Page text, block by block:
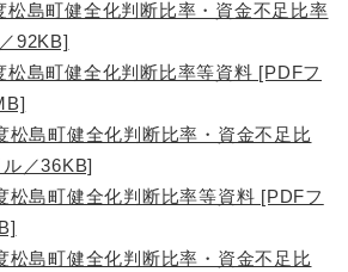
松島町健全化判断比率・資金不足比率
92KB]
松島町健全化判断比率等資料 [PDFフ
松島町健全化判断比率・資金不足比
／36KB]
松島町健全化判断比率等資料 [PDFフ
松島町健全化判断比率・資金不足比